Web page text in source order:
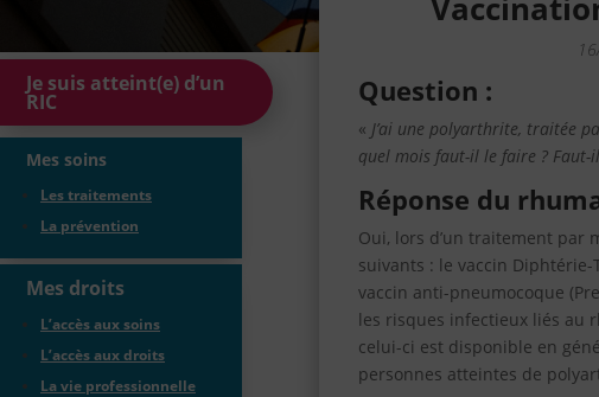
Question :
« J’ai une polyarthrite, traitée
quel mois faut-il le faire ? Faut-
Réponse du
Oui, lors d’un traitement par
suivants : le vaccin
vaccin anti-pneumocoque
les risques infectieux liés au
celui-ci est disponible en
personnes atteintes de
Je suis atteint(e) d’un
RIC
Mes soins
Les traitements
La prévention
Mes droits
L’accès aux soins
L’accès aux droits
La vie professionnelle